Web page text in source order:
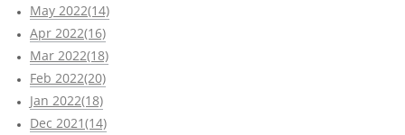
May 2022(14)
Apr 2022(16)
Mar 2022(18)
Feb 2022(20)
Jan 2022(18)
Dec 2021(14)